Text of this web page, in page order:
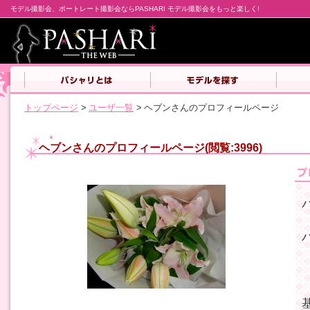
モデル撮影会、ポートレート撮影会ならPASHARI モデル撮影会をもっと楽しく!
トップページ > ユーザ一覧 > ヘブンさんのプロフィールページ
ヘブンさんのプロフィールページ(閲覧:3996)